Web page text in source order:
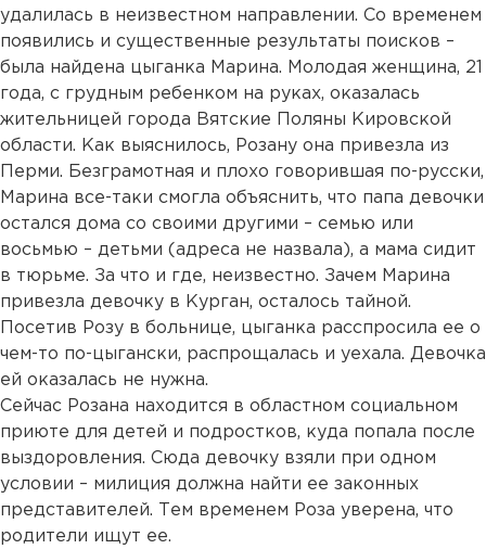
удалилась в неизвестном направлении. Со временем
появились и существенные результаты поисков –
была найдена цыганка Марина. Молодая женщина, 21
года, с грудным ребенком на руках, оказалась
жительницей города Вятские Поляны Кировской
области. Как выяснилось, Розану она привезла из
Перми. Безграмотная и плохо говорившая по-русски,
Марина все-таки смогла объяснить, что папа девочки
остался дома со своими другими – семью или
восьмью – детьми (адреса не назвала), а мама сидит
в тюрьме. За что и где, неизвестно. Зачем Марина
привезла девочку в Курган, осталось тайной.
Посетив Розу в больнице, цыганка расспросила ее о
чем-то по-цыгански, распрощалась и уехала. Девочка
ей оказалась не нужна.
Сейчас Розана находится в областном социальном
приюте для детей и подростков, куда попала после
выздоровления. Сюда девочку взяли при одном
условии – милиция должна найти ее законных
представителей. Тем временем Роза уверена, что
родители ищут ее.